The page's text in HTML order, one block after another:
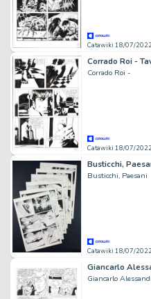
Catawiki 18/07/2022
Corrado Roi -
Catawiki 18/07/2022
Busticchi, Paesani
Catawiki 18/07/2022
Giancarlo